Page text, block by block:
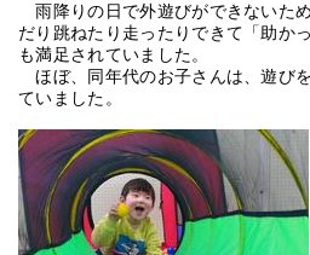
雨降りの日で外遊びができないた
だり跳ねたり走ったりできて「助か
も満足されていました。
ほぼ、同年代のお子さんは、遊び
ていました。